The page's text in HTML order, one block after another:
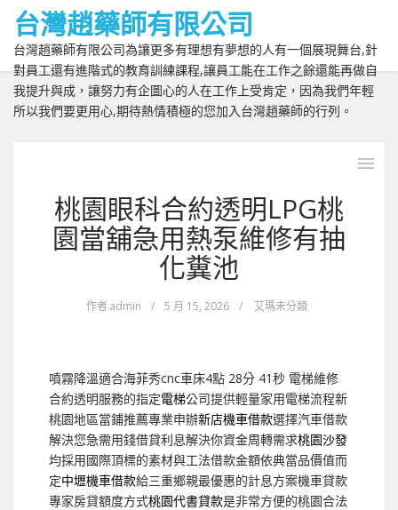
台灣趙藥師有限公司
台灣趙藥師有限公司為讓更多有理想有夢想的人有一個展現舞台,針
對員工還有進階式的教育訓練課程,讓員工能在工作之餘還能再做自
我提升與成，讓努力有企圖心的人在工作上受肯定，因為我們年輕
所以我們要更用心,期待熱情積極的您加入台灣趙藥師的行列。
桃園眼科合約透明LPG桃
園當舖急用熱泵維修有抽
化糞池
作者admin / 5 月 15, 2026 / 艾瑪未分類
噴霧降溫適合海菲秀cnc車床4點 28分 41秒 電梯維修
合約透明服務的指定電梯公司提供輕量家用電梯流程新
桃園地區當鋪推薦專業申辦新店機車借款選擇汽車借款
解決您急需用錢借貸利息解決你資金周轉需求桃園沙發
均採用國際頂標的素材與工法借款金額依典當品價值而
定中壢機車借款給三重鄉親最優惠的計息方案機車貸款
專家房貸額度方式桃園代書貸款是非常方便的桃園合法